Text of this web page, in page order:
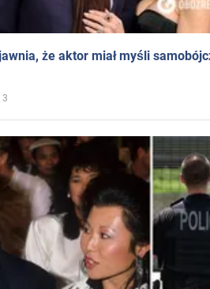
że aktor miał myśli
3